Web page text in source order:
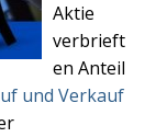
Aktie
verbrieft
en Anteil
und Verkauf